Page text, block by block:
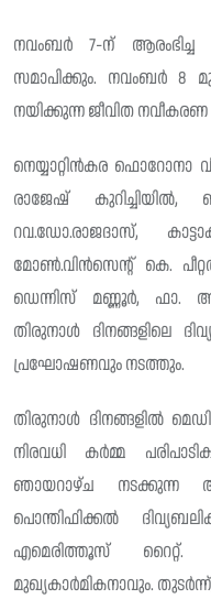
നവംബർ 7-ന്
സമാപിക്കും. നവംബർ 8
നയിക്കുന്ന ജീവിത നവീകരണ
നെയ്യാറ്റിൻകര
രാജേഷ് കുറിച്ചിയിൽ,
റവ.ഡോ.രാജദാസ്,
മോൺ.വിൻസെന്റ് കെ.
ഡെന്നിസ് മണ്ണൂർ, ഫാ.
തിരുനാൾ ദിനങ്ങളിലെ
പ്രഘോഷണവും നടത്തും.
തിരുനാൾ ദിനങ്ങളിൽ
നിരവധി കർമ്മ
ഞായറാഴ്ച
പൊന്തിഫിക്കൽ
എമെരിത്തൂസ്
മുഖ്യകാർമികനാവും.